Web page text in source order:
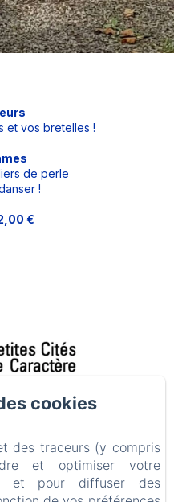
et vos bretelles !
de perle
!
€
, Ambronay
Rue - 01500 Ambronay -
cookies
des traceurs (y compris
et optimiser votre
et pour diffuser des